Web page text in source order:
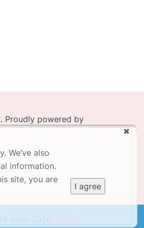
Août 2026. Ignorer
Proudly powered by
We’ve also
information.
site, you are
I agree